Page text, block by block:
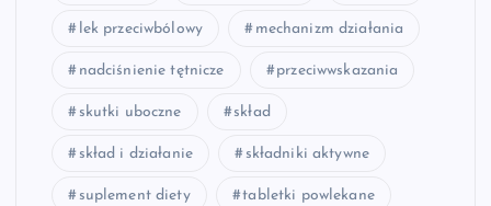
lek przeciwbólowy mechanizm działania
nadciśnienie tętnicze przeciwwskazania
skutki uboczne skład
skład i działanie składniki aktywne
suplement diety tabletki powlekane